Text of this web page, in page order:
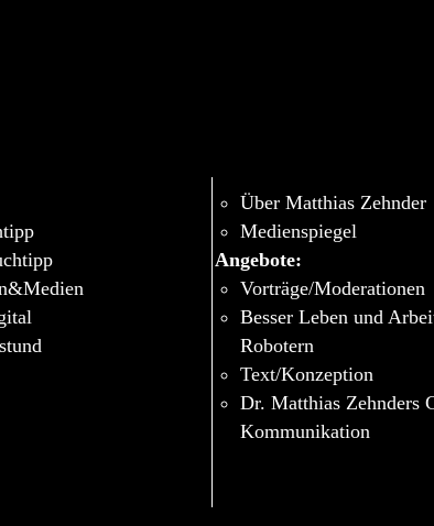
Über Matthias Zehnder
Medienspiegel
Angebote:
Vorträge/Moderationen
Besser Leben und
Robotern
Text/Konzeption
Dr. Matthias Zehnders
Kommunikation